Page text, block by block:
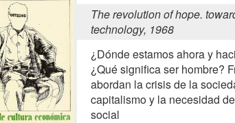
The revolution of hope.
technology, 1968
¿Dónde estamos ahora y
¿Qué significa ser hombre?
abordan la crisis de la
capitalismo y la necesidad
social